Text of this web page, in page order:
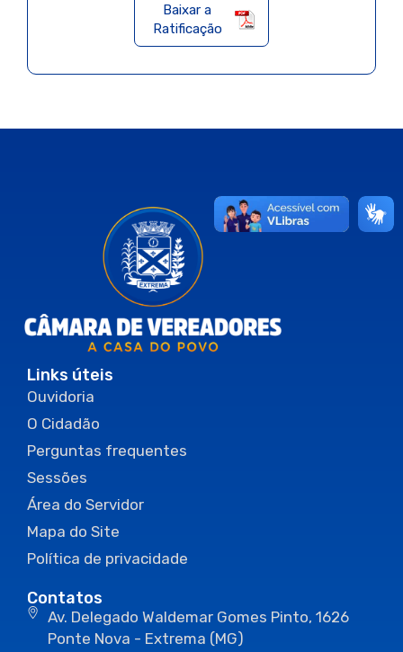
Baixar a
Ratificação
Links úteis
Ouvidoria
O Cidadão
Perguntas frequentes
Sessões
Área do Servidor
Mapa do Site
Política de privacidade
Contatos
Av. Delegado Waldemar Gomes Pinto, 1626
Ponte Nova - Extrema (MG)